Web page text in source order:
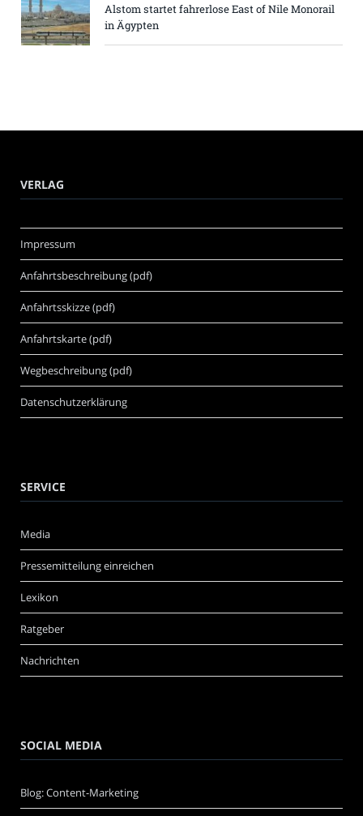
Alstom startet fahrerlose East of Nile Monorail
in Ägypten
VERLAG
Impressum
Anfahrtsbeschreibung (pdf)
Anfahrtsskizze (pdf)
Anfahrtskarte (pdf)
Wegbeschreibung (pdf)
Datenschutzerklärung
SERVICE
Media
Pressemitteilung einreichen
Lexikon
Ratgeber
Nachrichten
SOCIAL MEDIA
Blog: Content-Marketing